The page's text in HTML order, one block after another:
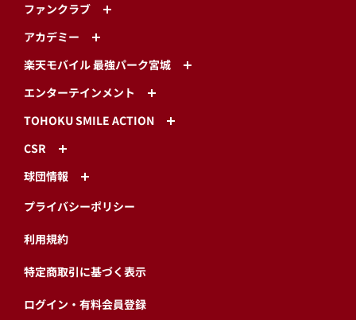
ファンクラブ
アカデミー
楽天モバイル 最強パーク宮城
エンターテインメント
TOHOKU SMILE ACTION
CSR
球団情報
プライバシーポリシー
利用規約
特定商取引に基づく表示
ログイン・有料会員登録